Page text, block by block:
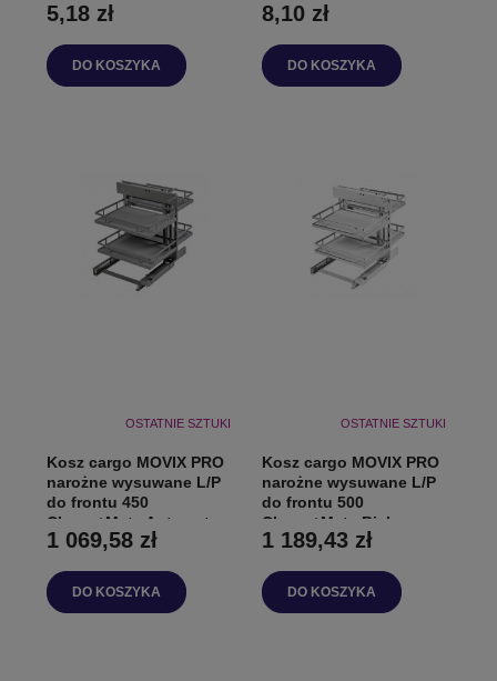
5,18 zł
DO KOSZYKA
8,10 zł
DO KOSZYKA
OSTATNIE SZTUKI
Kosz cargo MOVIX PRO
narożne wysuwane L/P
do frontu 450
Chrom+Mata Antracyt
1 069,58 zł
DO KOSZYKA
OSTATNIE SZTUKI
Kosz cargo MOVIX PRO
narożne wysuwane L/P
do frontu 500
Chrom+Mata Biała
1 189,43 zł
DO KOSZYKA